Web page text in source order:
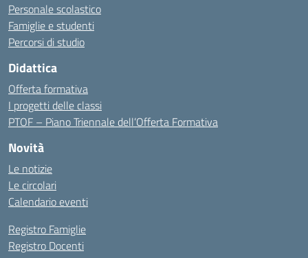
Personale scolastico
Famiglie e studenti
Percorsi di studio
Didattica
Offerta formativa
I progetti delle classi
PTOF – Piano Triennale dell’Offerta Formativa
Novità
Le notizie
Le circolari
Calendario eventi
Registro Famiglie
Registro Docenti